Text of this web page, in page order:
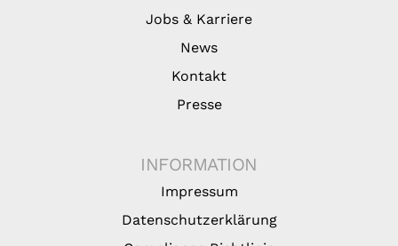
Jobs & Karriere
News
Kontakt
Presse
INFORMATION
Impressum
Datenschutzerklärung